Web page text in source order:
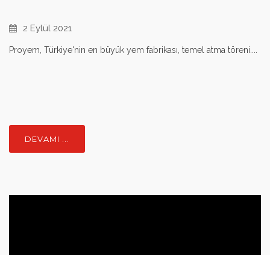
2 Eylül 2021
Proyem, Türkiye'nin en büyük yem fabrikası, temel atma töreni....
DEVAMI ...